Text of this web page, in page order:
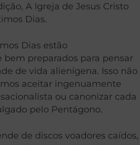
A Igreja de Jesus Cristo
Dias.
Dias estão
preparados para pensar
de vida alienígena. Isso não
aceitar ingenuamente
ou canonizar cada
pelo Pentágono.
de discos voadores caídos,